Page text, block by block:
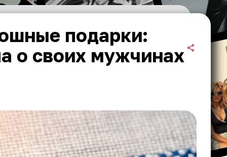
подарки:
о своих мужчинах